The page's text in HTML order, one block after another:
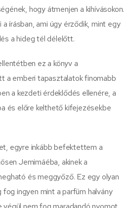
hogy átmenjen a kihívásokon.
a írásban, ami úgy érződik, mint egy
a hideg tél délelőtt.
ez a könyv a
a emberi tapasztalatok finomabb
a kezdeti érdeklődés ellenére, a
és előre kelthető kifejezésekbe
egyre inkább befektettem a
Jemimáéba, akinek a
és meggyőző. Ez egy olyan
ingyen mint a parfüm halvány